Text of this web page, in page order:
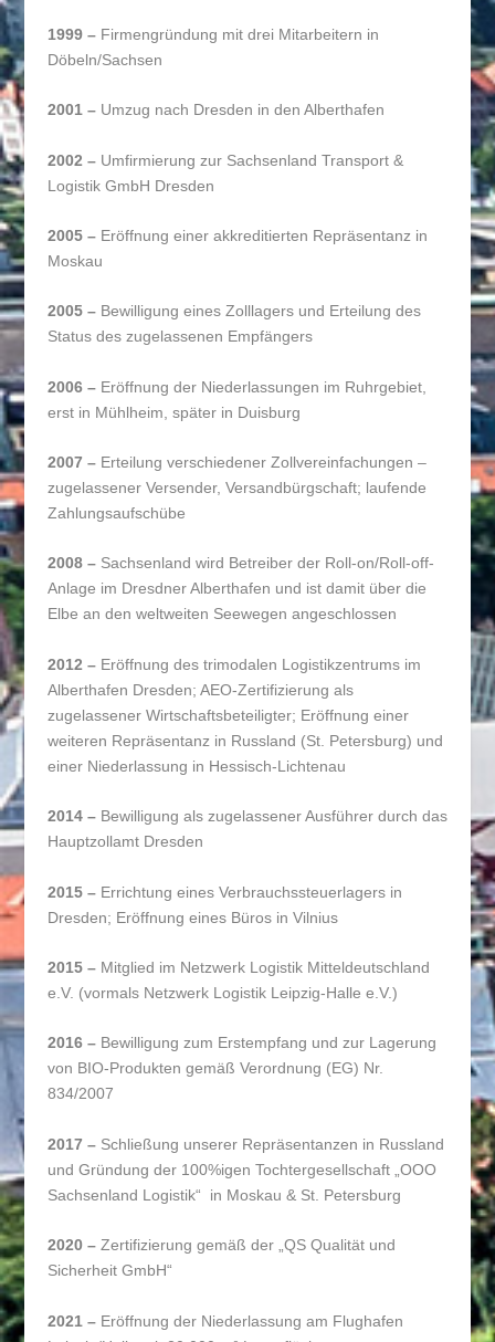
1999 – Firmengründung mit drei Mitarbeitern in
Döbeln/Sachsen
2001 –Umzug nach Dresden in den Alberthafen
2002 –Umfirmierung zur Sachsenland Transport &
Logistik GmbH Dresden
2005 –Eröffnung einer akkreditierten Repräsentanz in
Moskau
2005 –Bewilligung eines Zolllagers und Erteilung des
Status des zugelassenen Empfängers
2006 –Eröffnung der Niederlassungen im Ruhrgebiet,
erst in Mühlheim, später in Duisburg
2007 –Erteilung verschiedener Zollvereinfachungen –
zugelassener Versender, Versandbürgschaft; laufende
Zahlungsaufschübe
2008 –Sachsenland wird Betreiber der Roll-on/Roll-off-
Anlage im Dresdner Alberthafen und ist damit über die
Elbe an den weltweiten Seewegen angeschlossen
2012 –Eröffnung des trimodalen Logistikzentrums im
Alberthafen Dresden; AEO-Zertifizierung als
zugelassener Wirtschaftsbeteiligter; Eröffnung einer
weiteren Repräsentanz in Russland (St. Petersburg) und
einer Niederlassung in Hessisch-Lichtenau
2014 –Bewilligung als zugelassener Ausführer durch das
Hauptzollamt Dresden
2015 –Errichtung eines Verbrauchssteuerlagers in
Dresden; Eröffnung eines Büros in Vilnius
2015 –Mitglied im Netzwerk Logistik Mitteldeutschland
e.V. (vormals Netzwerk Logistik Leipzig-Halle e.V.)
2016 –Bewilligung zum Erstempfang und zur Lagerung
von BIO-Produkten gemäß Verordnung (EG) Nr.
834/2007
2017 –Schließung unserer Repräsentanzen in Russland
und Gründung der 100%igen Tochtergesellschaft „OOO
Sachsenland Logistik“ in Moskau & St. Petersburg
2020 –Zertifizierung gemäß der „QS Qualität und
Sicherheit GmbH“
2021 –Eröffnung der Niederlassung am Flughafen